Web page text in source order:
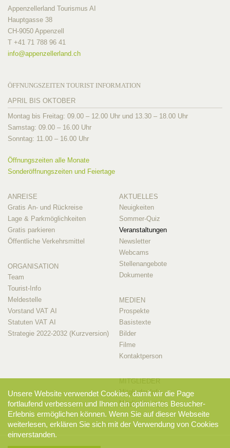
Appenzellerland Tourismus AI
Hauptgasse 38
CH-9050 Appenzell
T +41 71 788 96 41
info@appenzellerland.ch
ÖFFNUNGSZEITEN TOURIST INFORMATION
APRIL BIS OKTOBER
Montag bis Freitag: 09.00 – 12.00 Uhr und 13.30 – 18.00 Uhr
Samstag: 09.00 – 16.00 Uhr
Sonntag: 11.00 – 16.00 Uhr
Öffnungszeiten alle Monate
Sonderöffnungszeiten und Feiertage
ANREISE
Gratis An- und Rückreise
Lage & Parkmöglichkeiten
Gratis parkieren
Öffentliche Verkehrsmittel
ORGANISATION
Team
Tourist-Info
Meldestelle
Vorstand VAT AI
Statuten VAT AI
Strategie 2022-2032 (Kurzversion)
AKTUELLES
Neuigkeiten
Sommer-Quiz
Veranstaltungen
Newsletter
Webcams
Stellenangebote
Dokumente
MEDIEN
Prospekte
Basistexte
Bilder
Filme
Kontaktperson
Mitglieder-Info
Mitglieder-Login
Unsere Website verwendet Cookies, damit wir die Page
fortlaufend verbessern und Ihnen ein optimiertes Besucher-
Erlebnis ermöglichen können. Wenn Sie auf dieser Webseite
weiterlesen, erklären Sie sich mit der Verwendung von Cookies
einverstanden.